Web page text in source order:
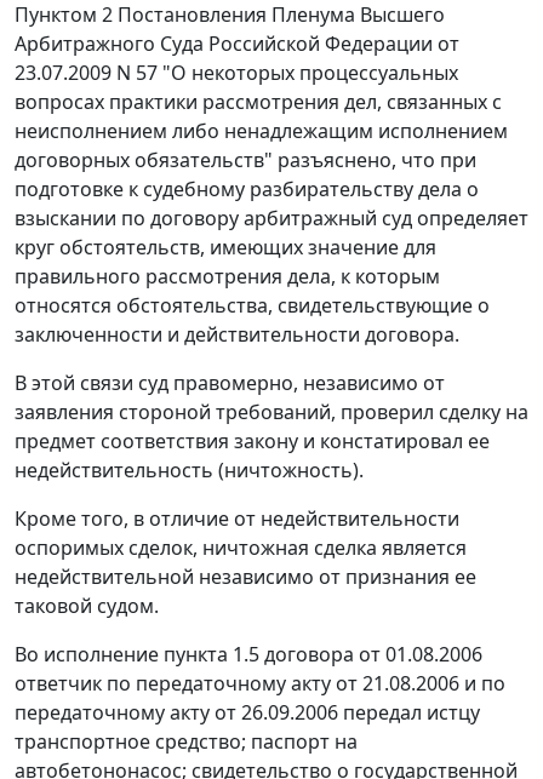
Пунктом 2 Постановления Пленума Высшего
Арбитражного Суда Российской Федерации от
23.07.2009 N 57 "О некоторых процессуальных
вопросах практики рассмотрения дел, связанных с
неисполнением либо ненадлежащим исполнением
договорных обязательств" разъяснено, что при
подготовке к судебному разбирательству дела о
взыскании по договору арбитражный суд определяет
круг обстоятельств, имеющих значение для
правильного рассмотрения дела, к которым
относятся обстоятельства, свидетельствующие о
заключенности и действительности договора.
В этой связи суд правомерно, независимо от
заявления стороной требований, проверил сделку на
предмет соответствия закону и констатировал ее
недействительность (ничтожность).
Кроме того, в отличие от недействительности
оспоримых сделок, ничтожная сделка является
недействительной независимо от признания ее
таковой судом.
Во исполнение пункта 1.5 договора от 01.08.2006
ответчик по передаточному акту от 21.08.2006 и по
передаточному акту от 26.09.2006 передал истцу
транспортное средство; паспорт на
автобетононасос; свидетельство о государственной